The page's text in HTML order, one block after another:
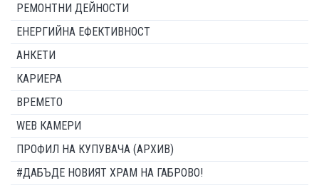
РЕМОНТНИ ДЕЙНОСТИ
ЕНЕРГИЙНА ЕФЕКТИВНОСТ
АНКЕТИ
КАРИЕРА
ВРЕМЕТО
WEB КАМЕРИ
ПРОФИЛ НА КУПУВАЧА (АРХИВ)
#ДАБЪДЕ НОВИЯТ ХРАМ НА ГАБРОВО!